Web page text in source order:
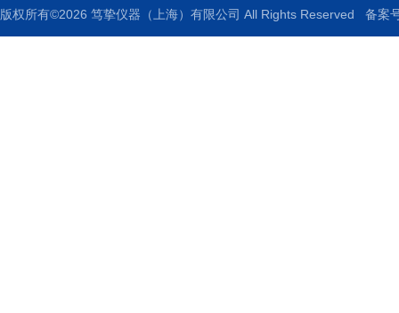
版权所有©2026 笃挚仪器（上海）有限公司 All Rights Reserved 备案